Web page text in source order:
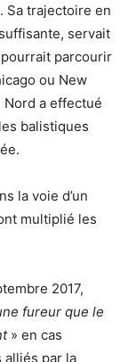
Sa trajectoire en
servait
pourrait parcourir
ou New
Nord a effectué
balistiques
la voie d’un
multiplié les
2017,
fureur que le
» en cas
alliés par la